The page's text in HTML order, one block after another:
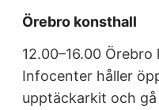
Örebro konsthall
12.00–16.00
Infocenter håller
upptäckarkit och